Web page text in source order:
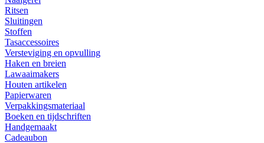
Ritsen
Sluitingen
Stoffen
Tasaccessoires
Versteviging en opvulling
Haken en breien
Lawaaimakers
Houten artikelen
Papierwaren
Verpakkingsmateriaal
Boeken en tijdschriften
Handgemaakt
Cadeaubon